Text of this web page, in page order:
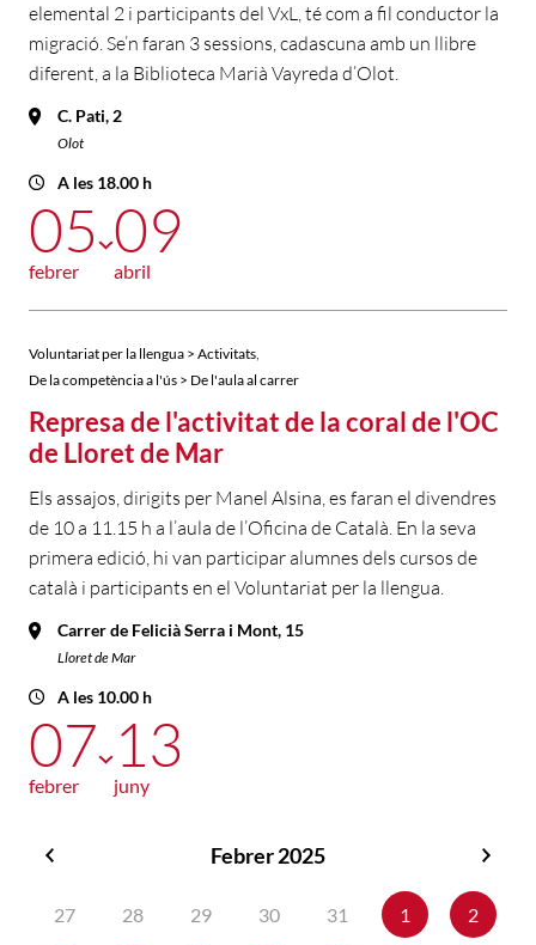
elemental 2 i participants del VxL, té com a fil conductor la
migració. Se’n faran 3 sessions, cadascuna amb un llibre
diferent, a la Biblioteca Marià Vayreda d’Olot.
C. Pati, 2
Olot
A les 18.00 h
05
febrer
09
abril
Voluntariat per la llengua > Activitats
De la competència a l'ús > De l'aula al carrer
Represa de l'activitat de la coral de l'OC
de Lloret de Mar
Els assajos, dirigits per Manel Alsina, es faran el divendres
de 10 a 11.15 h a l’aula de l’Oficina de Català. En la seva
primera edició, hi van participar alumnes dels cursos de
català i participants en el Voluntariat per la llengua.
Carrer de Felicià Serra i Mont, 15
Lloret de Mar
A les 10.00 h
07
febrer
13
juny
Febrer 2025
27
28 29 30 31 1 2